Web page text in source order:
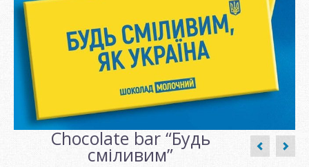
Chocolate bar “Будь
сміливим”